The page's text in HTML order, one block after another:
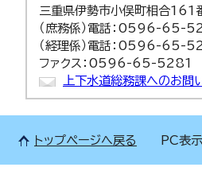
三重県伊勢市小俣町相合161
（庶務係）電話：0596-65-
（経理係）電話：0596-65-
ファクス：0596-65-5281
上下水道総務課へのお問
トップページへ戻る PC表示